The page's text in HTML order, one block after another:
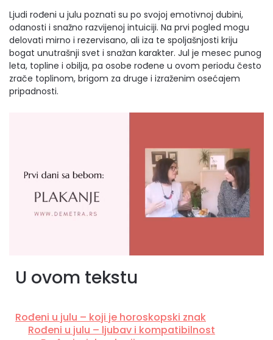
Ljudi rođeni u julu poznati su po svojoj emotivnoj dubini,
odanosti i snažno razvijenoj intuiciji. Na prvi pogled mogu
delovati mirno i rezervisano, ali iza te spoljašnjosti kriju
bogat unutrašnji svet i snažan karakter. Jul je mesec punog
leta, topline i obilja, pa osobe rođene u ovom periodu često
zrače toplinom, brigom za druge i izraženim osećajem
pripadnosti.
U ovom tekstu
Rođeni u julu – koji je horoskopski znak
Rođeni u julu – ljubav i kompatibilnost